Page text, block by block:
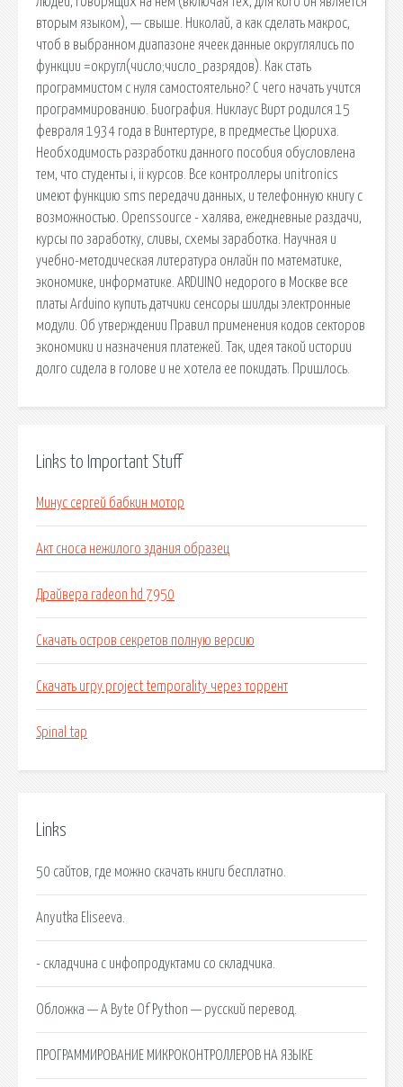
вторым языком), — свыше. Николай, а как сделать макрос,
чтоб в выбранном диапазоне ячеек данные округлялись по
функции =округл(число;число_разрядов). Как стать
программистом с нуля самостоятельно? С чего начать учится
программированию. Биография. Никлаус Вирт родился 15
февраля 1934 года в Винтертуре, в предместье Цюриха.
Необходимость разработки данного пособия обусловлена
тем, что студенты i, ii курсов. Все контроллеры unitronics
имеют функцию sms передачи данных, и телефонную книгу с
возможностью. Openssource - халява, ежедневные раздачи,
курсы по заработку, сливы, схемы заработка. Научная и
учебно-методическая литература онлайн по математике,
экономике, информатике. ARDUINO недорого в Москве все
платы Arduino купить датчики сенсоры шилды электронные
модули. Об утверждении Правил применения кодов секторов
экономики и назначения платежей. Так, идея такой истории
долго сидела в голове и не хотела ее покидать. Пришлось.
Links to Important Stuff
Минус сергей бабкин мотор
Акт сноса нежилого здания образец
Драйвера radeon hd 7950
Скачать остров секретов полную версию
Скачать игру project temporality через торрент
Spinal tap
Links
50 сайтов, где можно скачать книги бесплатно.
Anyutka Eliseeva.
- складчина с инфопродуктами со складчика.
Обложка — A Byte Of Python — русский перевод.
ПРОГРАММИРОВАНИЕ МИКРОКОНТРОЛЛЕРОВ НА ЯЗЫКЕ